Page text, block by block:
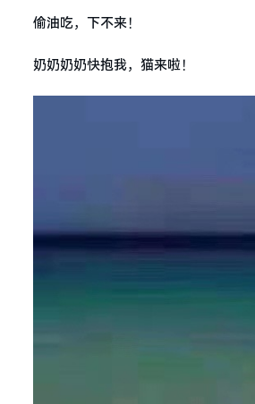
偷油吃，下不来！
奶奶奶奶快抱我，猫来啦！